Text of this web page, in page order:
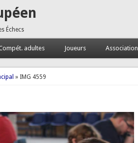
Échecs
adultes Joueurs Association
» IMG 4559